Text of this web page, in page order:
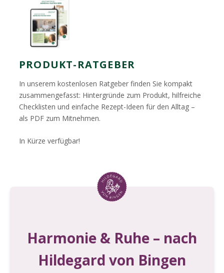
PRODUKT-RATGEBER
In unserem kostenlosen Ratgeber finden Sie kompakt
zusammengefasst: Hintergründe zum Produkt, hilfreiche
Checklisten und einfache Rezept-Ideen für den Alltag –
als PDF zum Mitnehmen.
In Kürze verfügbar!
Harmonie & Ruhe – nach
Hildegard von Bingen